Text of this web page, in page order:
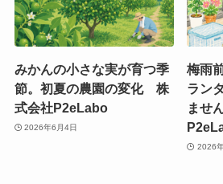
みかんの小さな実が育つ季
節。初夏の農園の変化 株
式会社P2eLabo
2026年6月4日
梅雨
ラン
ませ
2026